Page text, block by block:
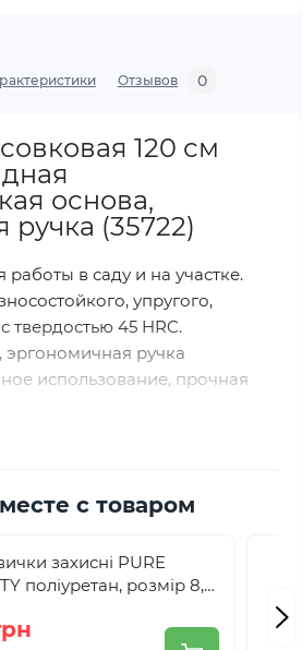
Отзывов 0
120 см
основа,
ручка (35722)
в саду и на участке.
упругого,
твердостью 45 HRC.
ручка
использование, прочная
с товаром
захисні PURE
поліуретан, розмір 8,